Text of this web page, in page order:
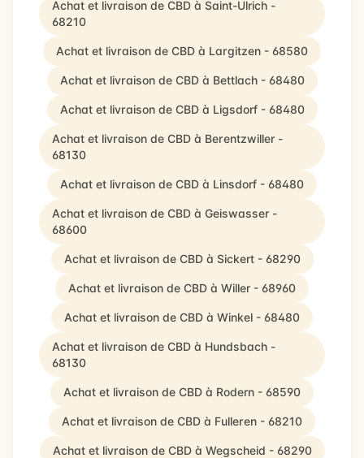
Achat et livraison de CBD à Saint-Ulrich -
68210
Achat et livraison de CBD à Largitzen - 68580
Achat et livraison de CBD à Bettlach - 68480
Achat et livraison de CBD à Ligsdorf - 68480
Achat et livraison de CBD à Berentzwiller -
68130
Achat et livraison de CBD à Linsdorf - 68480
Achat et livraison de CBD à Geiswasser -
68600
Achat et livraison de CBD à Sickert - 68290
Achat et livraison de CBD à Willer - 68960
Achat et livraison de CBD à Winkel - 68480
Achat et livraison de CBD à Hundsbach -
68130
Achat et livraison de CBD à Rodern - 68590
Achat et livraison de CBD à Fulleren - 68210
Achat et livraison de CBD à Wegscheid - 68290